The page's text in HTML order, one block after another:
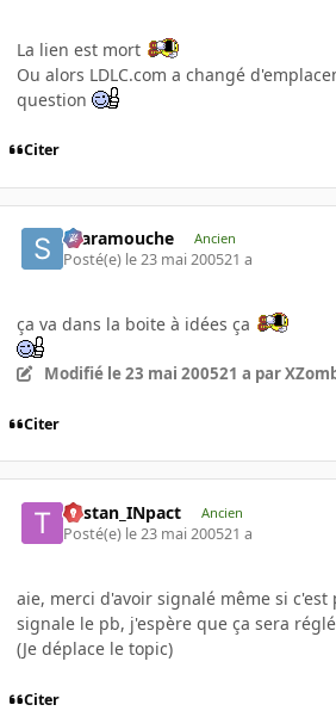
La lien est mort
Ou alors LDLC.com a changé
question
Citer
Scaramouche Ancien
Posté(e) le 23 mai 200521 a
ça va dans la boite à idées ça
Modifié le 23 mai 200521 a par
Citer
Tristan_INpact Ancien
Posté(e) le 23 mai 200521 a
aie, merci d'avoir signalé même si c'est
signale le pb, j'espère que ça sera
(Je déplace le topic)
Citer